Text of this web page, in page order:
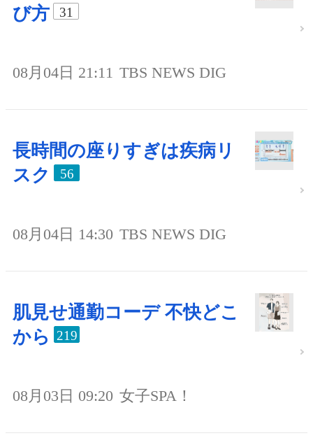
び方
31
08月04日 21:11 TBS NEWS DIG
長時間の座りすぎは疾病リ
スク
56
08月04日 14:30 TBS NEWS DIG
肌見せ通勤コーデ 不快どこ
から
219
08月03日 09:20 女子SPA！